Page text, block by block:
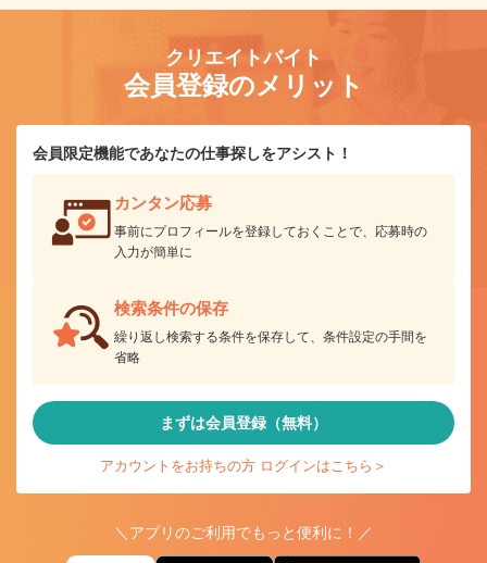
クリエイトバイト
会員登録のメリット
会員限定機能であなたの仕事探しをアシスト！
カンタン応募
事前にプロフィールを登録しておくことで、応募時の
入力が簡単に
検索条件の保存
繰り返し検索する条件を保存して、条件設定の手間を
省略
まずは会員登録（無料）
アカウントをお持ちの方 ログインはこちら＞
＼アプリのご利用でもっと便利に！／